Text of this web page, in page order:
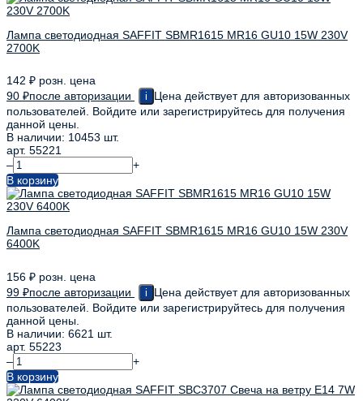
Лампа светодиодная SAFFIT SBMR1615 MR16 GU10 15W 230V
2700K
142 ₽ розн. цена
90 ₽после авторизации i
Цена действует для авторизованных
пользователей. Войдите или зарегистрируйтесь для получения
данной цены.
В наличии: 10453 шт.
арт. 55221
–
+
В корзину
Лампа светодиодная SAFFIT SBMR1615 MR16 GU10 15W 230V
6400K
156 ₽ розн. цена
99 ₽после авторизации i
Цена действует для авторизованных
пользователей. Войдите или зарегистрируйтесь для получения
данной цены.
В наличии: 6621 шт.
арт. 55223
–
+
В корзину